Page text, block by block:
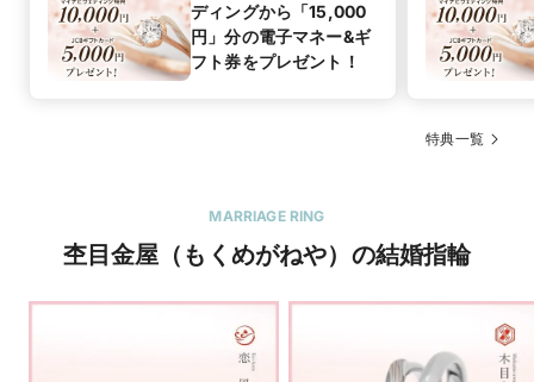
ディングから「15,000
円」分の電子マネー&ギ
フト券をプレゼント！
特典一覧
MARRIAGE RING
杢目金屋（もくめがねや）の結婚指輪